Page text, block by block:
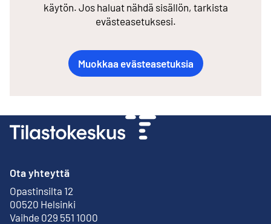
käytön. Jos haluat nähdä sisällön, tarkista
evästeasetuksesi.
Muokkaa evästeasetuksia
Ota yhteyttä
Opastinsilta 12
00520 Helsinki
Ulkoinen linkki
Vaihde 029 551 1000